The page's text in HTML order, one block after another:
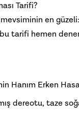
Tarifi?
mevsiminin en
tarifi hemen
Hanım Erken
dereotu, taze